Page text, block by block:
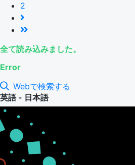
2
全て読み込みました。
Error
Webで検索する
英語 - 日本語